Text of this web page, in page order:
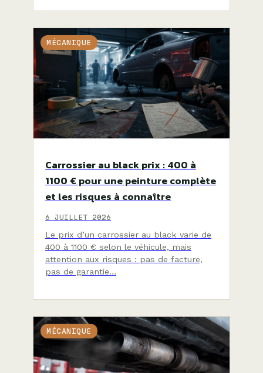
MÉCANIQUE
Carrossier au black prix : 400 à
1100 € pour une peinture complète
et les risques à connaître
6 JUILLET 2026
Le prix d’un carrossier au black varie de
400 à 1100 € selon le véhicule, mais
attention aux risques : pas de facture,
pas de garantie…
MÉCANIQUE